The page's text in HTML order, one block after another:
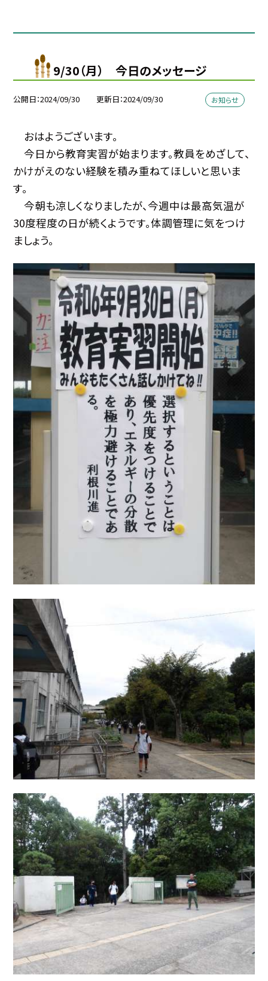
9/30（月） 今日のメッセージ
公開日 2024/09/30 更新日 2024/09/30 お知らせ
おはようございます。
今日から教育実習が始まります。教員をめざして、
かけがえのない経験を積み重ねてほしいと思いま
す。
今朝も涼しくなりましたが、今週中は最高気温が
30度程度の日が続くようです。体調管理に気をつけ
ましょう。